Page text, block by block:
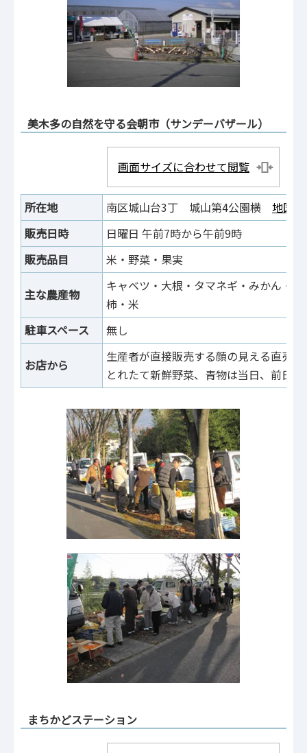
美木多の自然を守る会朝市（サンデーバザール）
画面サイズに合わせて閲覧
所在地 南区城山台3丁 城山第4公園横 地図
販売日時
日曜日 午前7時から午前9時
販売品目
米・野菜・果実
主な農産物
キャベツ・大根・タマネギ・みかん・
柿・米
駐車スペース
無し
お店から
生産者が直接販売する顔の見える直売で
とれたて新鮮野菜、青物は当日、前日収
まちかどステーション